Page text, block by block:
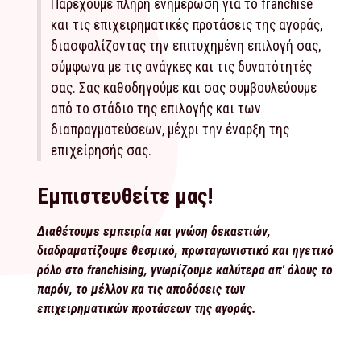
Παρέχουμε πλήρη ενημέρωση για το franchise
και τις επιχειρηματικές προτάσεις της αγοράς,
διασφαλίζοντας την επιτυχημένη επιλογή σας,
σύμφωνα με τις ανάγκες και τις δυνατότητές
σας. Σας καθοδηγούμε και σας συμβουλεύουμε
από το στάδιο της επιλογής και των
διαπραγματεύσεων, μέχρι την έναρξη της
επιχείρησής σας.
Εμπιστευθείτε μας!
Διαθέτουμε εμπειρία και γνώση δεκαετιών,
διαδραματίζουμε θεσμικό, πρωταγωνιστικό και ηγετικό
ρόλο στο franchising, γνωρίζουμε καλύτερα απ' όλους το
παρόν, το μέλλον κα τις αποδόσεις των
επιχειρηματικών προτάσεων της αγοράς.